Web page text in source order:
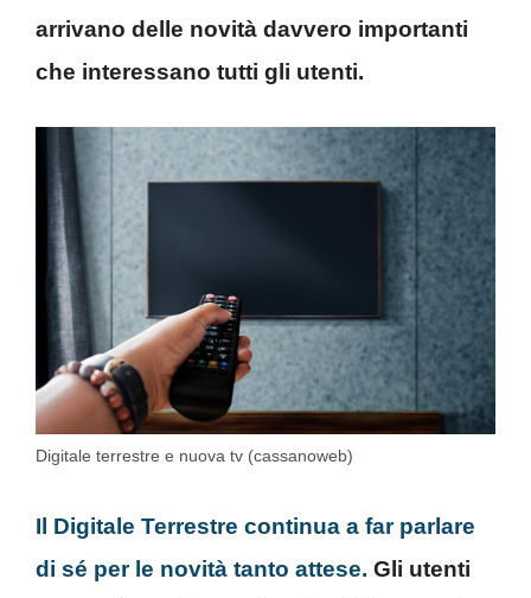
arrivano delle novità davvero importanti
che interessano tutti gli utenti.
Digitale terrestre e nuova tv (cassanoweb)
Il Digitale Terrestre continua a far parlare
di sé per le novità tanto attese. Gli utenti